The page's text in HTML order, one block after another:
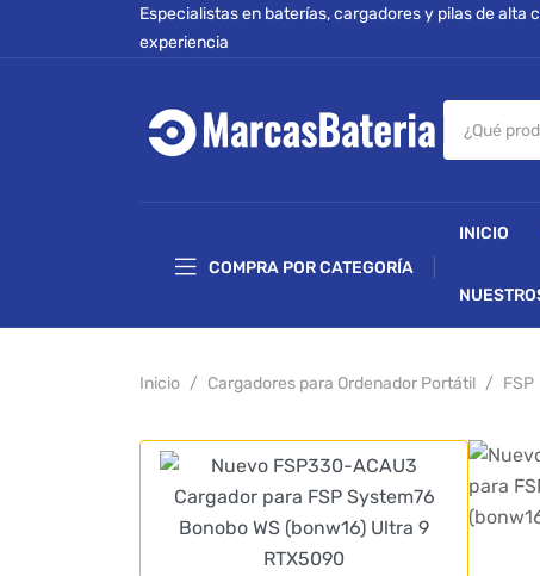
Especialistas en baterías, cargadores y pilas de alta
experiencia
COMPRA POR CATEGORÍA
INICIO
Inicio Cargadores para Ordenador Portátil FSP